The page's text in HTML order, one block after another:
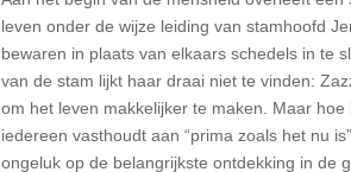
leven onder de wijze leiding van stamhoofd
bewaren in plaats van elkaars schedels in te
van de stam lijkt haar draai niet te vinden:
om het leven makkelijker te maken. Maar
iedereen vasthoudt aan “prima zoals het nu
ongeluk op de belangrijkste ontdekking in de